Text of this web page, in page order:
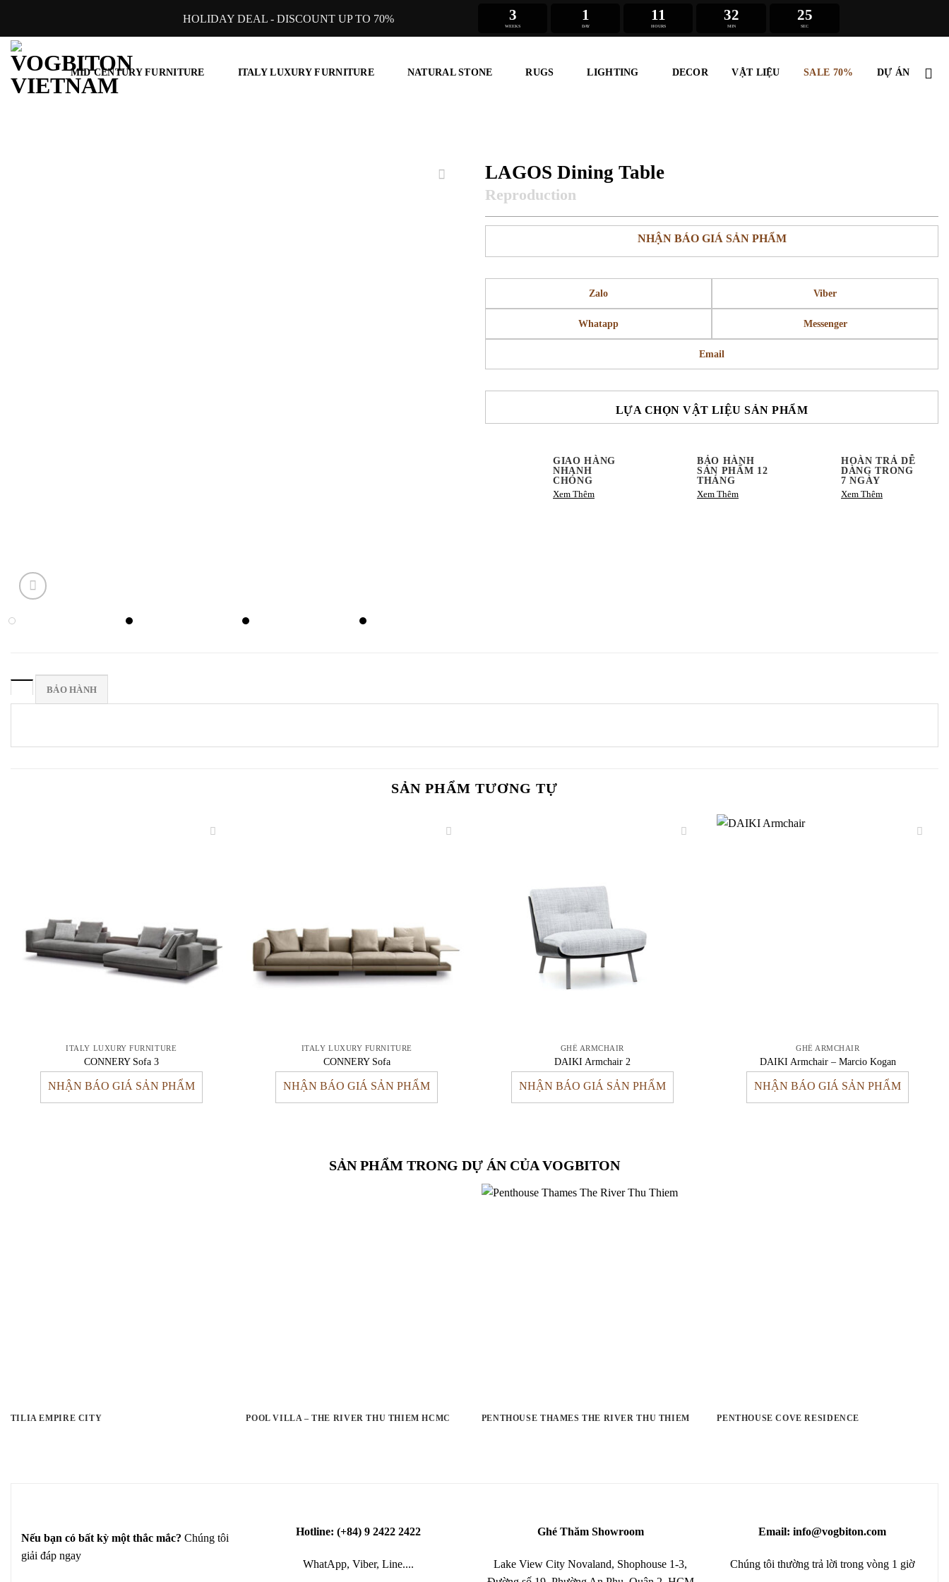
content
HOLIDAY DEAL - DISCOUNT UP TO 70% 3
WEEKS
1
DAY
11
HOURS
32
MIN
25
SEC
MID CENTURY FURNITURE ITALY LUXURY FURNITURE NATURAL STONE RUGS LIGHTING DECOR VẬT LIỆU SALE 70% DỰ ÁN
LAGOS Dining Table
NHẬN BÁO GIÁ SẢN PHẨM
Zalo Viber
Whatapp Messenger
Email
LỰA CHỌN VẬT LIỆU SẢN PHẨM
GIAO HÀNG
NHANH
CHÓNG
Xem Thêm
BẢO HÀNH
SẢN PHẨM 12
THÁNG
Xem Thêm
HOÀN TRẢ DỄ
DÀNG TRONG
7 NGÀY
Xem Thêm
BẢO HÀNH
SẢN PHẨM TƯƠNG TỰ
ITALY LUXURY FURNITURE
CONNERY Sofa 3
NHẬN BÁO GIÁ SẢN PHẨM
ITALY LUXURY FURNITURE
CONNERY Sofa
NHẬN BÁO GIÁ SẢN PHẨM
GHẾ ARMCHAIR
DAIKI Armchair 2
NHẬN BÁO GIÁ SẢN PHẨM
GHẾ ARMCHAIR
DAIKI Armchair – Marcio Kogan
NHẬN BÁO GIÁ SẢN PHẨM
SẢN PHẨM TRONG DỰ ÁN CỦA VOGBITON
TILIA EMPIRE CITY POOL VILLA – THE RIVER THU THIEM HCMC PENTHOUSE THAMES THE RIVER THU THIEM PENTHOUSE COVE RESIDENCE
Nếu bạn có bất kỳ một thắc mắc? Chúng tôi
giải đáp ngay
Hotline: (+84) 9 2422 2422
WhatApp, Viber, Line....
Ghé Thăm Showroom
Lake View City Novaland, Shophouse 1-3,
Email: info@vogbiton.com
Chúng tôi thường trả lời trong vòng 1 giờ